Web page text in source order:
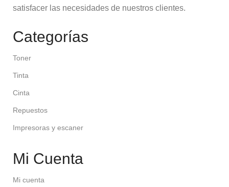
satisfacer las necesidades de nuestros clientes.
Categorías
Toner
Tinta
Cinta
Repuestos
Impresoras y escaner
Mi Cuenta
Mi cuenta